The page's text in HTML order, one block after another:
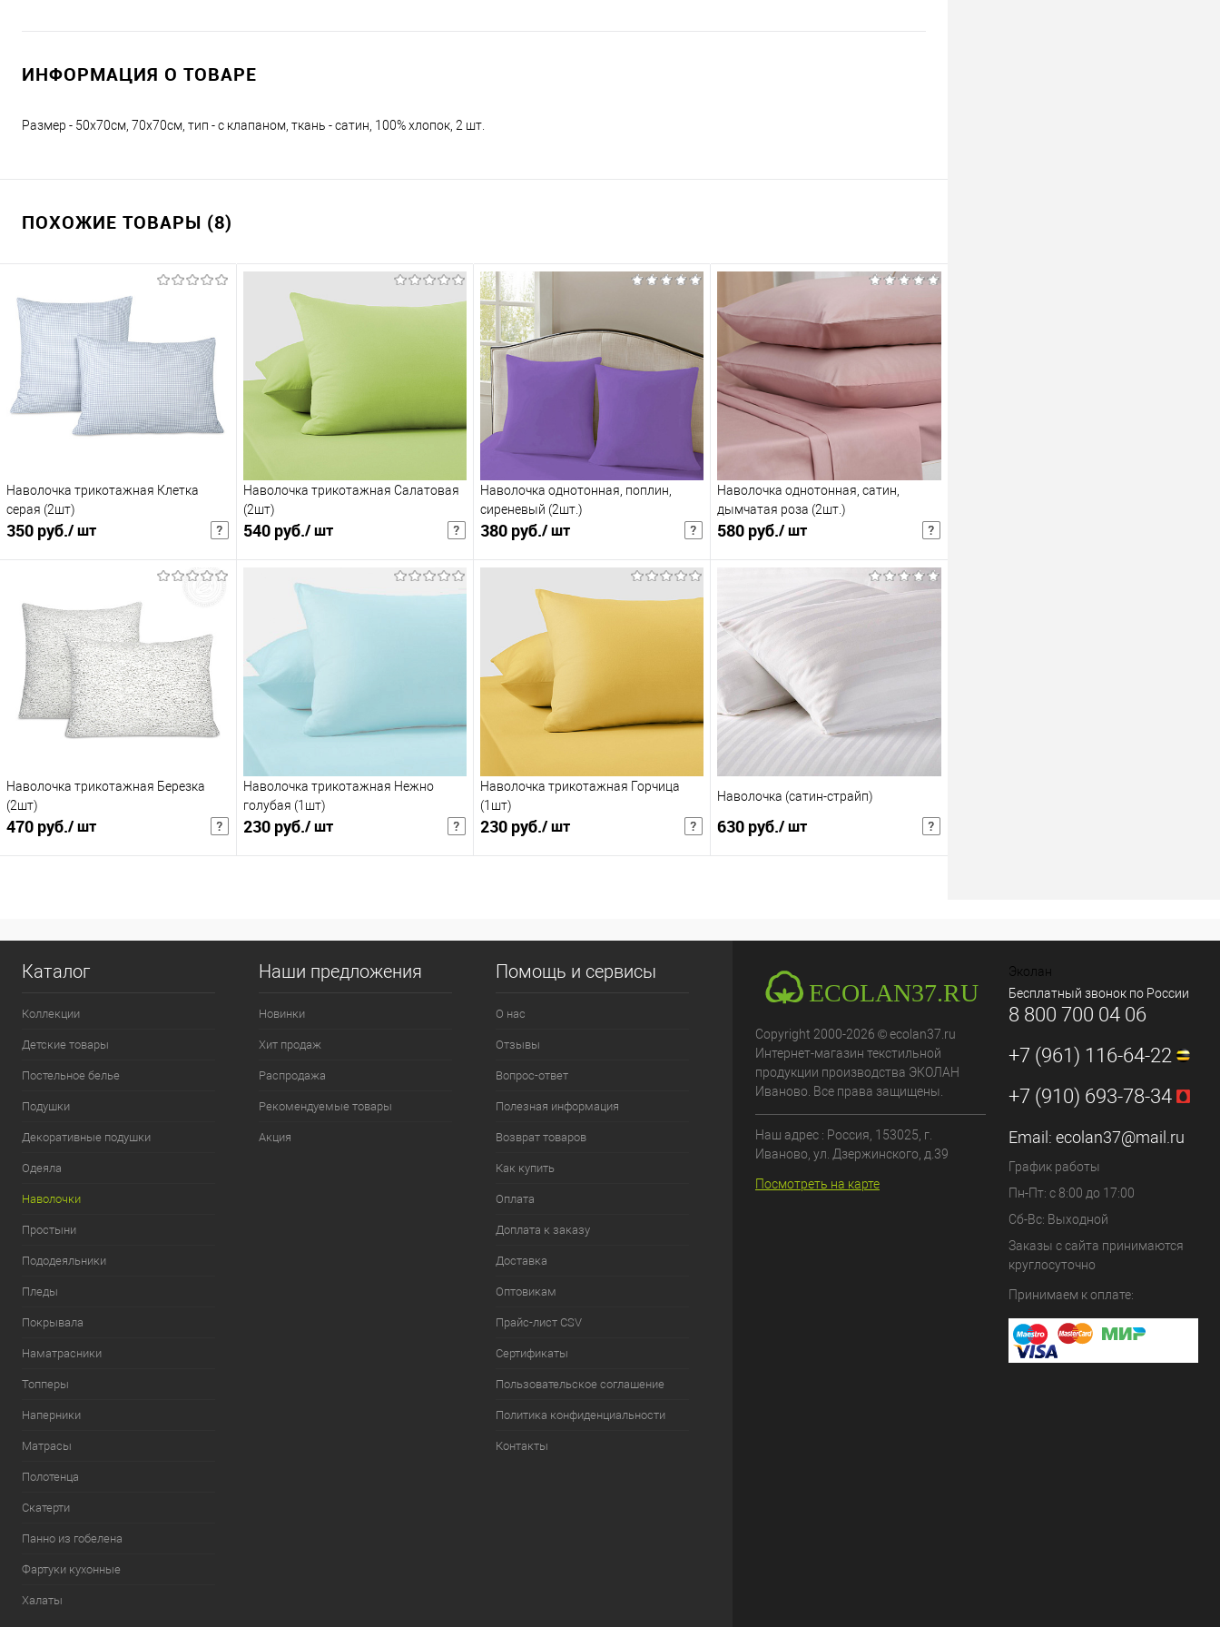
ИНФОРМАЦИЯ О ТОВАРЕ
Размер - 50х70см, 70х70см, тип - с клапаном, ткань - сатин, 100% хлопок, 2 шт.
ПОХОЖИЕ ТОВАРЫ (8)
Наволочка трикотажная Клетка
серая (2шт)
350 руб./ шт
Розничная цена
В корзину
Купить в 1 клик
В избранное
К сравнению
Наволочка трикотажная Салатовая
(2шт)
540 руб./ шт
Розничная цена
Купить в 1 клик
К сравнению
Наволочка однотонная, поплин,
сиреневый (2шт.)
380 руб./ шт
494 руб./ шт Розничная цена
Купить в 1 клик
К сравнению
60х60см
Наволочка однотонная, сатин,
дымчатая роза (2шт.)
580 руб./ шт
754 руб. / шт Розничная цена
Купить в 1 клик
К сравнению
Наволочка трикотажная Березка
(2шт)
470 руб./ шт
Купить в 1 клик
Наволочка трикотажная Нежно
голубая (1шт)
230 руб./ шт
Купить в 1 клик
В избранное
Наволочка трикотажная Горчица
(1шт)
230 руб./ шт
Купить в 1 клик
В избранное
Наволочка (сатин-страйп)
630 руб./ шт
Купить в 1 клик
К сравнению
50х70см (с клапаном) 2 шт.
Каталог
Коллекции
Детские товары
Постельное белье
Подушки
Декоративные подушки
Одеяла
Наволочки
Простыни
Пододеяльники
Пледы
Покрывала
Наматрасники
Топперы
Наперники
Матрасы
Полотенца
Скатерти
Панно из гобелена
Фартуки кухонные
Халаты
Наши предложения
Новинки
Хит продаж
Распродажа
Рекомендуемые товары
Акция
Помощь и сервисы
О нас
Отзывы
Вопрос-ответ
Полезная информация
Возврат товаров
Как купить
Оплата
Доплата к заказу
Доставка
Оптовикам
Прайс-лист CSV
Сертификаты
Пользовательское соглашение
Политика конфиденциальности
Контакты
Copyright 2000-2026 © ecolan37.ru
Интернет-магазин текстильной
продукции производства ЭКОЛАН
Иваново. Все права защищены.
Наш адрес : Россия, 153025 , г.
Иваново ул. Дзержинского, д.39
Посмотреть на карте
Эколан
Бесплатный звонок по России
8 800 700 04 06
+7 (961) 116-64-22
+7 (910) 693-78-34
Email: ecolan37@mail.ru
График работы
Пн-Пт: с 8:00 до 17:00
Сб-Вс: Выходной
Заказы с сайта принимаются
круглосуточно
Принимаем к оплате: